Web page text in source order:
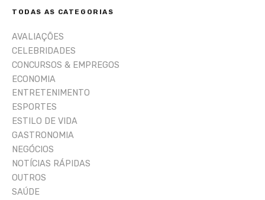
s
r
TODAS AS CATEGORIAS
AVALIAÇÕES
CELEBRIDADES
CONCURSOS & EMPREGOS
ECONOMIA
ENTRETENIMENTO
ESPORTES
ESTILO DE VIDA
GASTRONOMIA
NEGÓCIOS
NOTÍCIAS RÁPIDAS
OUTROS
SAÚDE